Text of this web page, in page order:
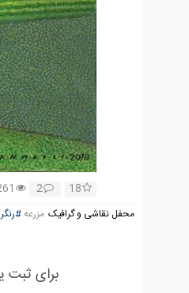
18
2
محفل نقاشی و گرافیک مزرعه
برای ثبت